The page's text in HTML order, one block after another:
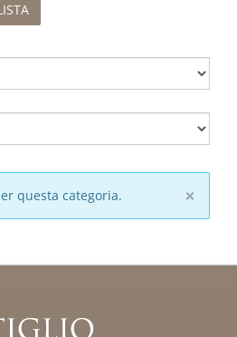
×
questa categoria.